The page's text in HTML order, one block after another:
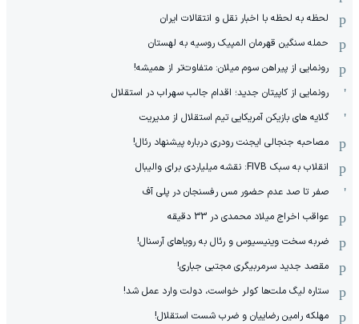
لحظه به لحظه با اخبار نقل و انتقالات ایران
حمله سنگین قهرمان المپیک روسیه به لهستان
رونمایی از پیراهن سوم میلان: متفاوت‌تر از همیشه!
رونمایی از کاپیتان جدید؛ اقدام جالب سهراب در استقلال
گلایه های بازیکن آمریکایی تیم استقلال از مدیریت
مصاحبه جنجالی ایجنت رودری درباره پیشنهاد رئال!
انقلاب به سبک FIVB: نقشه میلیاردی برای والیبال
صفر تا صد عدم حضور مس رفسنجان در پلی آف
عواقب اخراج میلاد محمدی در 33 دقیقه
ضربه سخت وینیسیوس و رئال به رویاهای آرسنال!
مقصد جدید سرمربیگری مجتبی جباری!
ستاره لیگ ملت‌ها کولر خواست، دولت وارد عمل شد!
مهلکه رامین رضاییان و ضرب شست استقلال!